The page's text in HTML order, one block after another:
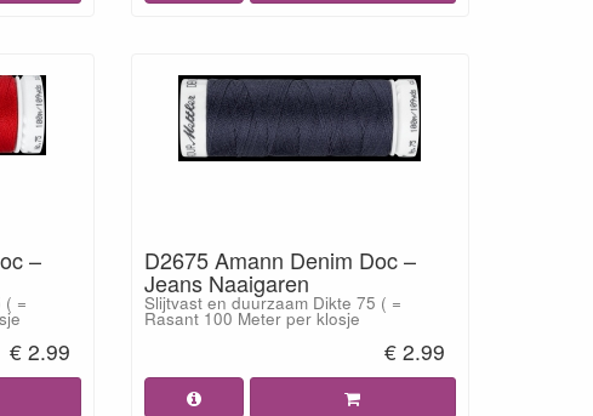
–
( =
€ 2.99
D2675 Amann Denim Doc –
Jeans Naaigaren
Slijtvast en duurzaam Dikte 75 ( =
Rasant 100 Meter per klosje
€ 2.99